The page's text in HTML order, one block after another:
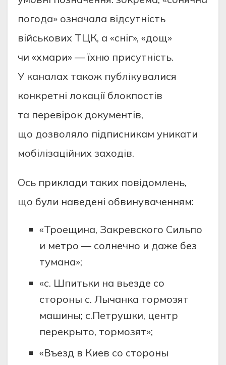
погода» означала відсутність
військових ТЦК, а «сніг», «дощ»
чи «хмари» — їхню присутність.
У каналах також публікувалися
конкретні локації блокпостів
та перевірок документів,
що дозволяло підписникам уникати
мобілізаційних заходів.
Ось приклади таких повідомлень,
що були наведені обвинуваченням:
«Троещина, Закревского Сильпо
и метро — солнечно и даже без
тумана»;
«с. Шпитьки на вьезде со
стороны с. Лычанка тормозят
машины; с.Петрушки, центр
перекрыто, тормозят»;
«Въезд в Киев со стороны